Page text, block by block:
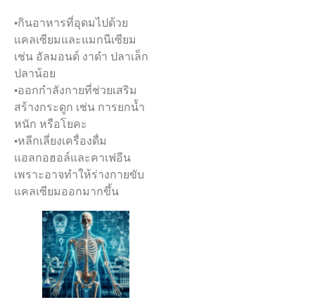
•กินอาหารที่อุดมไปด้วย
แคลเซียมและแมกนีเซียม
เช่น อัลมอนด์ งาดำ ปลาเล็ก
ปลาน้อย
•ออกกำลังกายที่ช่วยเสริม
สร้างกระดูก เช่น การยกน้ำ
หนัก หรือโยคะ
•หลีกเลี่ยงเครื่องดื่ม
แอลกอฮอล์และคาเฟอีน
เพราะอาจทำให้ร่างกายขับ
แคลเซียมออกมากขึ้น